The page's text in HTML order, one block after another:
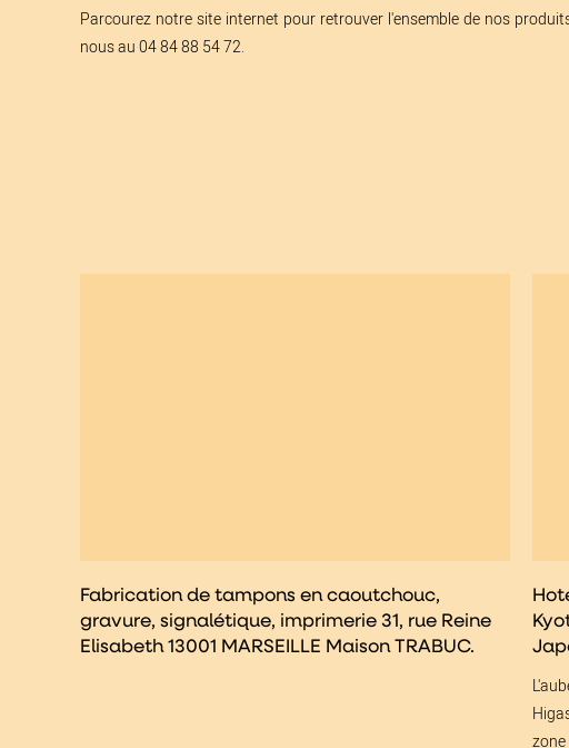
Parcourez notre site internet pour retrouver l'ensemble de nos
nous au 04 84 88 54 72.
Fabrication de tampons en caoutchouc,
gravure, signalétique, imprimerie 31, rue Reine
Elisabeth 13001 MARSEILLE Maison TRABUC.
zone